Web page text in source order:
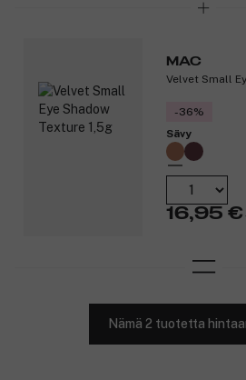
MAC
Velvet Small
-36%
Sävy
16,95 €
Nämä 2 tuotetta